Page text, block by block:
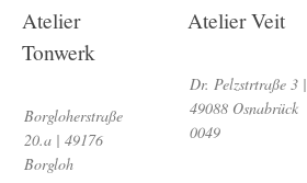
Atelier
Tonwerk
Borgloherstraße
20.a | 49176
Borgloh
Atelier Veit
Dr. Pelzstrtraße 3 |
49088 Osnabrück
0049